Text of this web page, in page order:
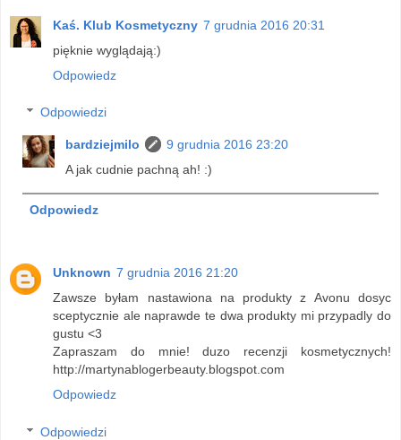
Kaś. Klub Kosmetyczny 7 grudnia 2016 20:31
pięknie wyglądają:)
Odpowiedz
Odpowiedzi
bardziejmilo
9 grudnia 2016 23:20
A jak cudnie pachną ah! :)
Odpowiedz
Unknown 7 grudnia 2016 21:20
Zawsze byłam nastawiona na produkty z Avonu dosyc
sceptycznie ale naprawde te dwa produkty mi przypadly do
gustu <3
Zapraszam do mnie! duzo recenzji kosmetycznych!
http://martynablogerbeauty.blogspot.com
Odpowiedz
Odpowiedzi